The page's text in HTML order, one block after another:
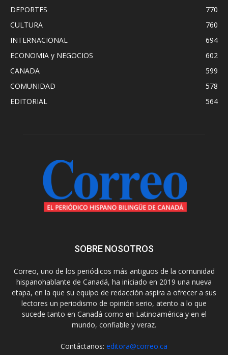
DEPORTES
770
CULTURA
760
INTERNACIONAL
694
ECONOMIA y NEGOCIOS
602
CANADA
599
COMUNIDAD
578
EDITORIAL
564
SOBRE NOSOTROS
Correo, uno de los periódicos más antiguos de la comunidad
hispanohablante de Canadá, ha iniciado en 2019 una nueva
etapa, en la que su equipo de redacción aspira a ofrecer a sus
lectores un periodismo de opinión serio, atento a lo que
sucede tanto en Canadá como en Latinoamérica y en el
mundo, confiable y veraz.
Contáctanos: editora@correo.ca